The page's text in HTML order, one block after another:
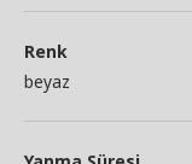
Renk
beyaz